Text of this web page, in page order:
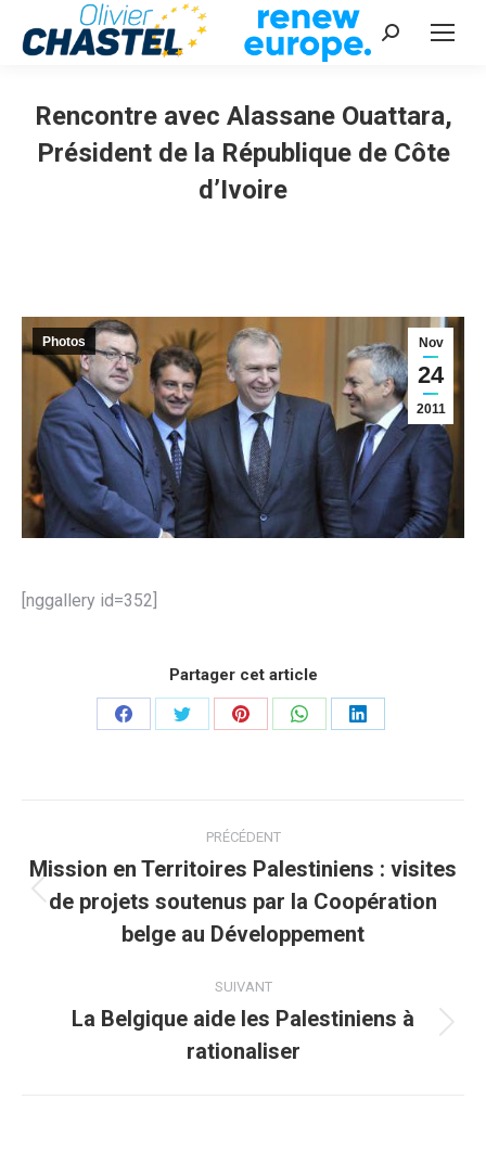
Recherche
Rencontre avec Alassane Ouattara,
Président de la République de Côte
d’Ivoire
Nov
24
2011
Photos
[nggallery id=352]
Partager cet article
PartagerPartagerPartagerPartagerPartager
article
PRÉCÉDENT
Article
précédent
Mission en Territoires Palestiniens : visites
de projets soutenus par la Coopération
belge au Développement
SUIVANT
suivant
La Belgique aide les Palestiniens à
rationaliser